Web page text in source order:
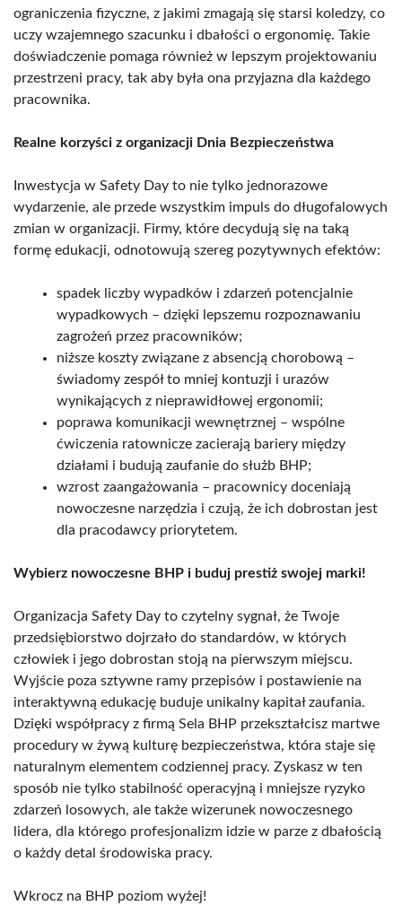
ograniczenia fizyczne, z jakimi zmagają się starsi koledzy, co
uczy wzajemnego szacunku i dbałości o ergonomię. Takie
doświadczenie pomaga również w lepszym projektowaniu
przestrzeni pracy, tak aby była ona przyjazna dla każdego
pracownika.
Realne korzyści z organizacji Dnia Bezpieczeństwa
Inwestycja w Safety Day to nie tylko jednorazowe
wydarzenie, ale przede wszystkim impuls do długofalowych
zmian w organizacji. Firmy, które decydują się na taką
formę edukacji, odnotowują szereg pozytywnych efektów:
spadek liczby wypadków i zdarzeń potencjalnie
wypadkowych – dzięki lepszemu rozpoznawaniu
zagrożeń przez pracowników;
niższe koszty związane z absencją chorobową –
świadomy zespół to mniej kontuzji i urazów
wynikających z nieprawidłowej ergonomii;
poprawa komunikacji wewnętrznej – wspólne
ćwiczenia ratownicze zacierają bariery między
działami i budują zaufanie do służb BHP;
wzrost zaangażowania – pracownicy doceniają
nowoczesne narzędzia i czują, że ich dobrostan jest
dla pracodawcy priorytetem.
Wybierz nowoczesne BHP i buduj prestiż swojej marki!
Organizacja Safety Day to czytelny sygnał, że Twoje
przedsiębiorstwo dojrzało do standardów, w których
człowiek i jego dobrostan stoją na pierwszym miejscu.
Wyjście poza sztywne ramy przepisów i postawienie na
interaktywną edukację buduje unikalny kapitał zaufania.
Dzięki współpracy z firmą Sela BHP przekształcisz martwe
procedury w żywą kulturę bezpieczeństwa, która staje się
naturalnym elementem codziennej pracy. Zyskasz w ten
sposób nie tylko stabilność operacyjną i mniejsze ryzyko
zdarzeń losowych, ale także wizerunek nowoczesnego
lidera, dla którego profesjonalizm idzie w parze z dbałością
o każdy detal środowiska pracy.
Wkrocz na BHP poziom wyżej!